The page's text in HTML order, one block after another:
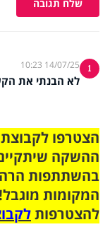
שלח תגובה
1
14/07/25 10:23
לא הבנתי את
ההשקה
בהשתתפות
המקומות
להצטרפות